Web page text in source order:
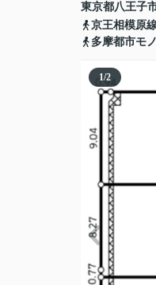
東京都八王子
京王相模原
多摩都市モ
1/2